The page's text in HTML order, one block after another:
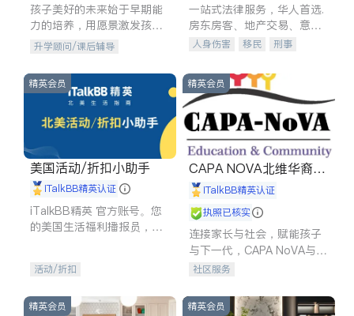
孩子美好的未来始于早期能
力的培养，用愿景激发孩子
的学习潜力和动力。理念：
拥有成长型心态是成功的基
石。
升学顾问/课后辅导
一站式法律服务，华人首选.
房东房客、地产交易、意外
伤害、车祸重伤、商业诉
建筑合同、刑事案件全包办
人身伤害 移民
刑事
信托/遗嘱
商业
索赔
律师-其它 保释
精英会员
美国活动/折扣小助手
iTalkBB精英认证
iTalkBB精英 官方账号。您
的美国生活福利播报员，精
专属福利。
活动/折扣
精英会员
CAPA NOVA北维华裔家
长会iTalkBB精英认证
执照已核实
连接家长与社会，赋能孩子
与下一代，CAPA NoVA与您
携手建设包容、公平、充满
社区服务
精英会员 精英会员